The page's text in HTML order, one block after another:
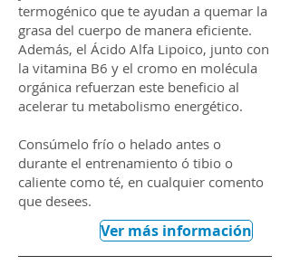
termogénico que te ayudan a quemar la
grasa del cuerpo de manera eficiente.
Además, el Ácido Alfa Lipoico, junto con
la vitamina B6 y el cromo en molécula
orgánica refuerzan este beneficio al
acelerar tu metabolismo energético.
Consúmelo frío o helado antes o
durante el entrenamiento ó tibio o
caliente como té, en cualquier comento
que desees.
Ver más información